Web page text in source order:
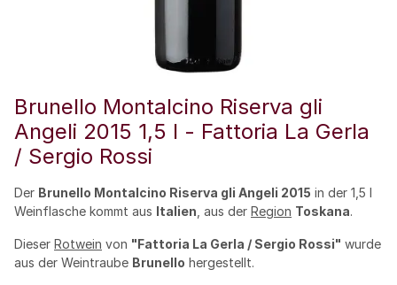
Brunello Montalcino Riserva gli
Angeli 2015 1,5 l - Fattoria La Gerla
/ Sergio Rossi
Der Brunello Montalcino Riserva gli Angeli 2015 in der 1,5 l
Weinflasche kommt aus Italien , aus der Region Toskana.
Dieser Rotwein von "Fattoria La Gerla / Sergio Rossi" wurde
aus der Weintraube Brunello hergestellt.